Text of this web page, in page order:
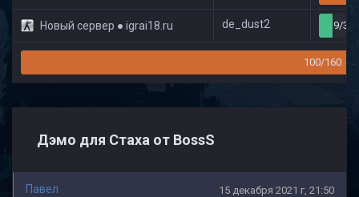
Новый сервер ● igrai18.ru de_dust2 9/32
100/160
Дэмо для Стаха от BossS
Павел 15 декабря 2021 г, 21:50